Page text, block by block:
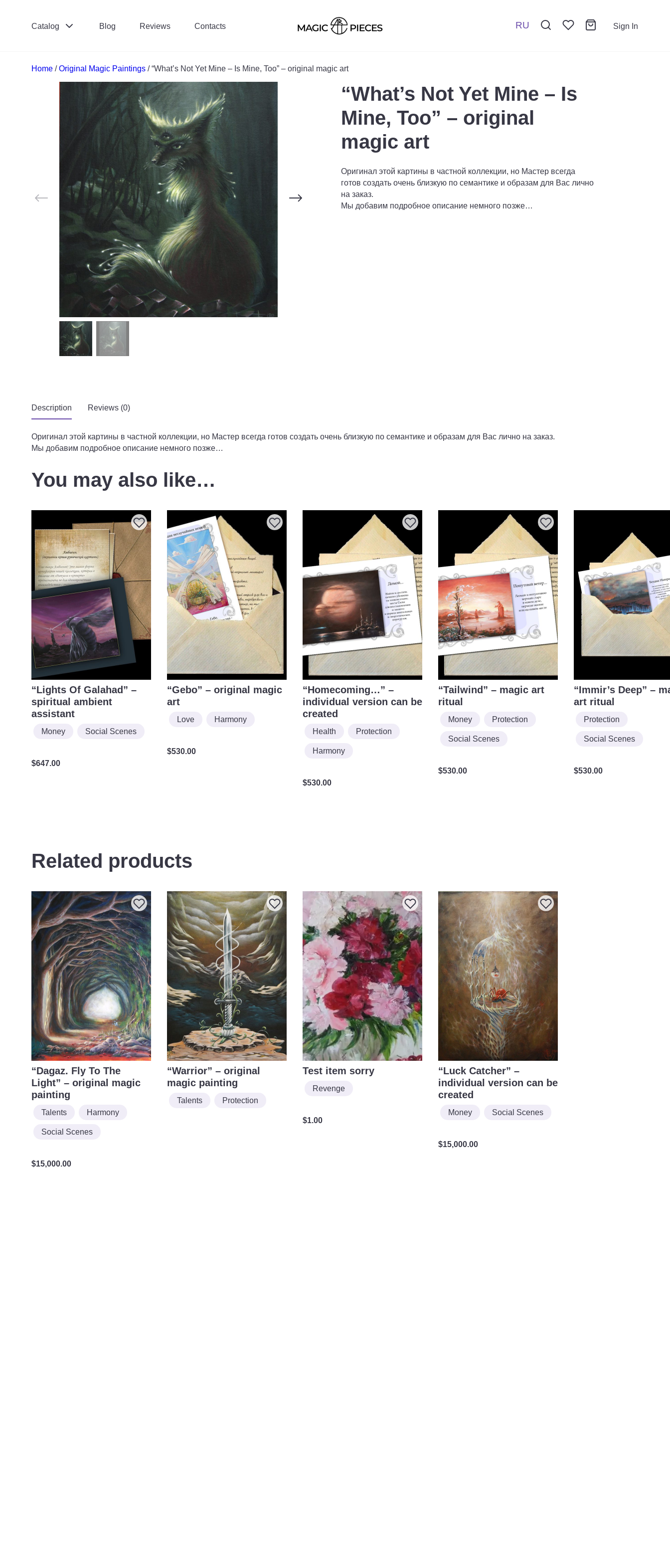
Catalog Blog Reviews Contacts RU Sign In
Home /Original Magic Paintings / “What’s Not Yet Mine – Is Mine, Too” – original magic art
“What’s Not Yet Mine – Is
Mine, Too” – original
magic art
Оригинал этой картины в частной коллекции, но Мастер всегда
готов создать очень близкую по семантике и образам для Вас лично
на заказ.
Мы добавим подробное описание немного позже…
Description Reviews (0)
Оригинал этой картины в частной коллекции, но Мастер всегда готов создать очень близкую по семантике и образам для Вас лично на заказ.
Мы добавим подробное описание немного позже…
You may also like…
“Lights Of Galahad” –
spiritual ambient
assistant
Money Social Scenes
$647.00
“Gebo” – original magic
art
Love Harmony
$530.00
“Homecoming…” –
individual version can be
created
Health Protection
Harmony
$530.00
“Tailwind” – magic art
ritual
Money Protection
Social Scenes
$530.00
“Immir’s Deep” –
art ritual
Protection
Social Scenes
$530.00
Related products
“Dagaz. Fly To The
Light” – original magic
painting
Talents Harmony
Social Scenes
$15,000.00
“Warrior” – original
magic painting
Talents Protection
Test item sorry
Revenge
$1.00
“Luck Catcher” –
individual version can be
created
Money Social Scenes
$15,000.00